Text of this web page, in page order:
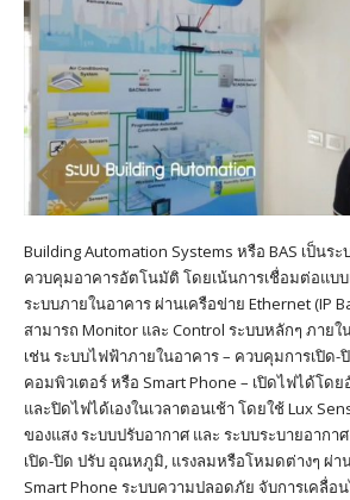
Building Automation Systems หรือ BAS เป็นร
ควบคุมอาคารอัตโนมัติ โดยเน้นการเชื่อมต่อแบ
ระบบภายในอาคาร ผ่านเครือข่าย Ethernet (IP
สามารถ Monitor และ Control ระบบหลักๆ ภาย
เช่น ระบบไฟฟ้าภายในอาคาร – ควบคุมการเปิด-
คอมพิวเตอร์ หรือ Smart Phone – เปิดไฟได้โด
และปิดไฟได้เองในเวลาตอนเช้า โดยใช้ Lux
ของแสง ระบบปรับอากาศ และ ระบบระบายอากา
เปิด-ปิด ปรับ อุณหภูมิ, แรงลมหรือโหมดต่างๆ ผ่า
Smart Phone ระบบความปลอดภัย จับการเคลื่อ